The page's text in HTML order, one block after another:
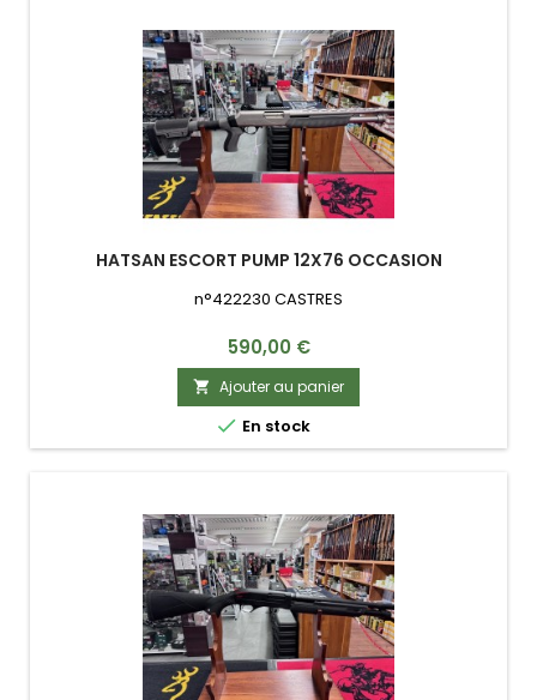
HATSAN ESCORT PUMP 12X76 OCCASION
n°422230 CASTRES
Prix
590,00 €
 Ajouter au panier
 En stock